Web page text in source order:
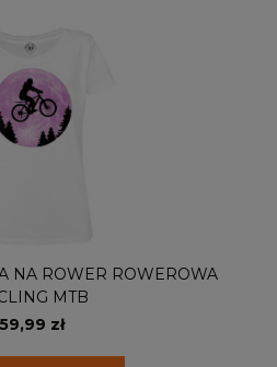
NA ROWER ROWEROWA
MTB
59,99 zł